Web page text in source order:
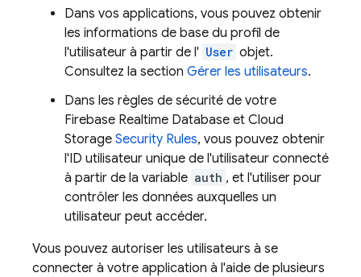
Dans vos applications, vous pouvez obtenir
les informations de base du profil de
l'utilisateur à partir de l' User objet.
Consultez la section Gérer les utilisateurs.
Dans les règles de sécurité de votre
Firebase Realtime Database et Cloud
Storage Security Rules, vous pouvez obtenir
l'ID utilisateur unique de l'utilisateur connecté
à partir de la variable auth , et l'utiliser pour
contrôler les données auxquelles un
utilisateur peut accéder.
Vous pouvez autoriser les utilisateurs à se
connecter à votre application à l'aide de plusieurs